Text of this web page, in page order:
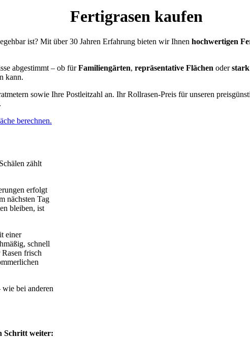
Fertigrasen kaufen
ist? Mit über 30 Jahren Erfahrung bieten wir Ihnen hochwertigen
abgestimmt – ob fürFamiliengärten, repräsentative Flächen oder
kann.
sowie Ihre Postleitzahl an. Ihr Rollrasen-Preis für unseren
berechnen.
zählt
erfolgt
nächsten Tag
bleiben, ist
einer
schnell
frisch
bei anderen
Schritt weiter: